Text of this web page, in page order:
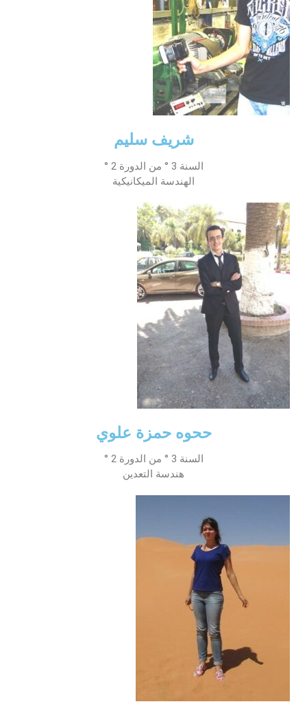
شريف سليم
السنة 3 ° من الدورة 2 °
الهندسة الميكانيكية
ححوه حمزة علوي
السنة 3 ° من الدورة 2 °
هندسة التعدين